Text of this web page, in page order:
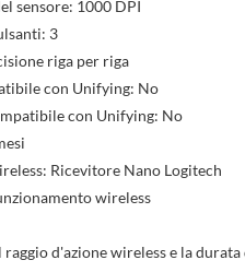
sensore: 1000 DPI
3
riga per riga
con Unifying: No
con Unifying: No
Ricevitore Nano Logitech
wireless
d'azione wireless e la